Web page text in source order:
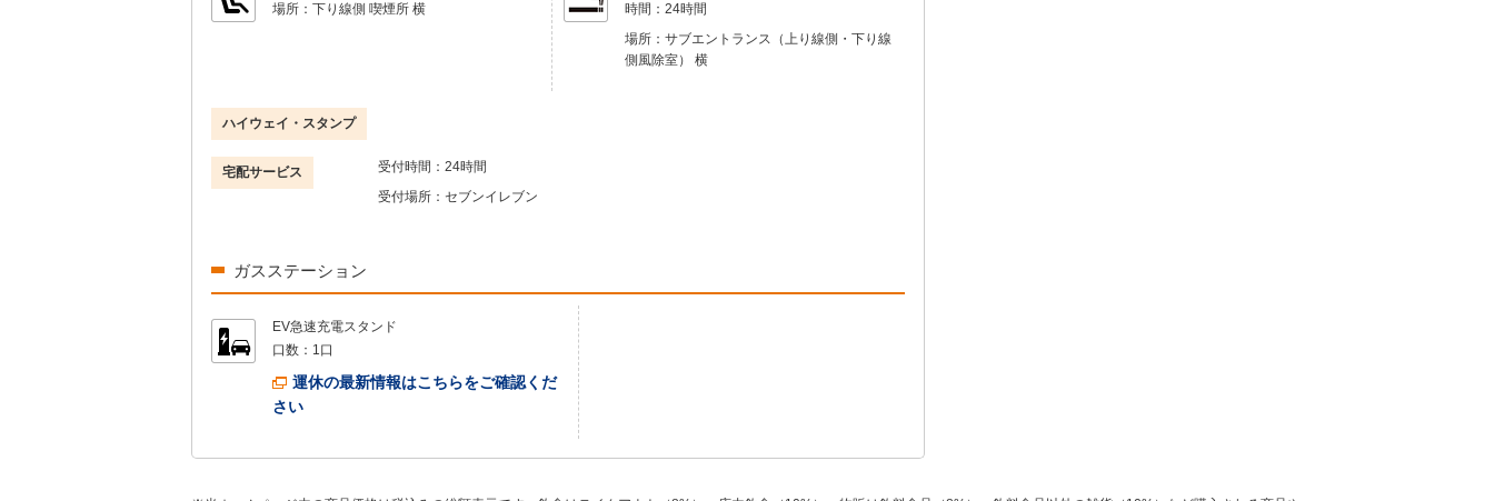
場所： 下り線側 喫煙所 横
時間： 24時間
場所： サブエントランス（上り線側・下り線
側風除室） 横
ハイウェイ・スタンプ
宅配サービス 受付時間： 24時間
受付場所： セブンイレブン
ガスステーション
EV急速充電スタンド
口数： 1口
運休の最新情報はこちらをご確認くだ
さい